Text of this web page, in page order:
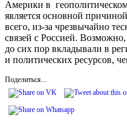
Америки в
является основной
всего, из-за чрезвычайно
связей с Россией.
до сих пор вкладывали в
и политических ресурсов,
Поделиться...